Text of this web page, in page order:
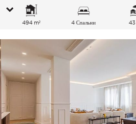
494 m² 4 Спальни 43